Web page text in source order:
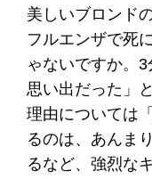
美しいブロンド
フルエンザで死
ゃないですか。
思い出だった」
理由については
るのは、あんま
るなど、強烈な